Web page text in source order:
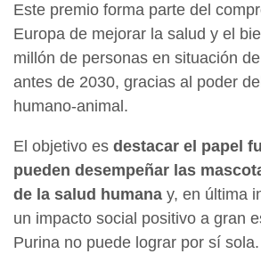
Este premio forma parte del
Europa de mejorar la salud y el
millón de personas en situación
antes de 2030, gracias al poder
humano-animal.
El objetivo es destacar el papel
pueden desempeñar las
de la salud humana y, en última
un impacto social positivo a gran
Purina no puede lograr por sí sola.